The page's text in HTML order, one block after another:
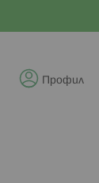
Профил